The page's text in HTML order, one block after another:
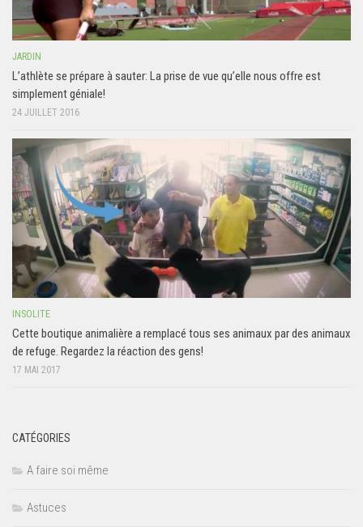
JARDIN
L’athlète se prépare à sauter: La prise de vue qu’elle nous offre est
simplement géniale!
24 JUILLET 2016
INSOLITE
Cette boutique animalière a remplacé tous ses animaux par des animaux
de refuge. Regardez la réaction des gens!
17 MAI 2017
CATÉGORIES
A faire soi même
Astuces